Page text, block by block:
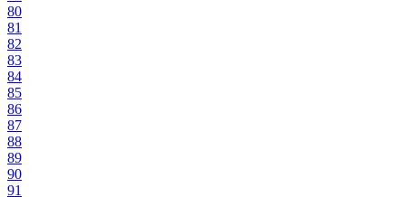
80
81
82
83
84
85
86
87
88
89
90
91